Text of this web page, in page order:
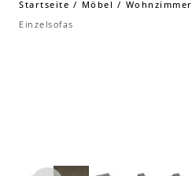
Startseite Möbel Wohnzimmer
Einzelsofas